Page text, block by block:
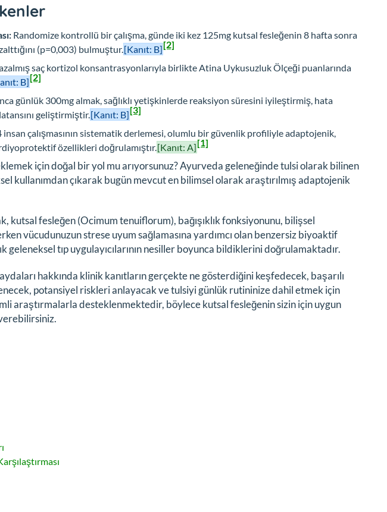
Randomize kontrollü bir çalışma, günde iki kez 125mg kutsal fesleğenin 8 hafta sonra
(p=0,003) bulmuştur.[Kanıt: B][2]
azalmış saç kortizol konsantrasyonlarıyla birlikte Atina Uykusuzluk Ölçeği puanlarında
B][2]
günlük 300mg almak, sağlıklı yetişkinlerde reaksiyon süresini iyileştirmiş, hata
geliştirmiştir.[Kanıt: B][3]
insan çalışmasının sistematik derlemesi, olumlu bir güvenlik profiliyle adaptojenik,
özellikleri doğrulamıştır.[Kanıt: A][1]
için doğal bir yol mu arıyorsunuz? Ayurveda geleneğinde tulsi olarak bilinen
kullanımdan çıkarak bugün mevcut en bilimsel olarak araştırılmış adaptojenik
kutsal fesleğen (Ocimum tenuiflorum), bağışıklık fonksiyonunu, bilişsel
vücudunuzun strese uyum sağlamasına yardımcı olan benzersiz biyoaktif
tıp uygulayıcılarının nesiller boyunca bildiklerini doğrulamaktadır.
hakkında klinik kanıtların gerçekte ne gösterdiğini keşfedecek, başarılı
potansiyel riskleri anlayacak ve tulsiyi günlük rutininize dahil etmek için
araştırmalarla desteklenmektedir, böylece kutsal fesleğenin sizin için uygun